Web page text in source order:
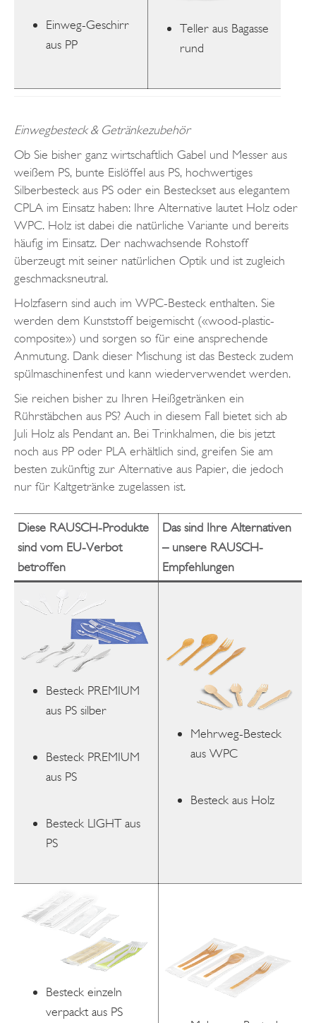
Einweg-Geschirr
aus PP
Teller aus Bagasse
rund
Einwegbesteck & Getränkezubehör
Ob Sie bisher ganz wirtschaftlich Gabel und Messer aus
weißem PS, bunte Eislöffel aus PS, hochwertiges
Silberbesteck aus PS oder ein Besteckset aus elegantem
CPLA im Einsatz haben: Ihre Alternative lautet Holz oder
WPC. Holz ist dabei die natürliche Variante und bereits
häufig im Einsatz. Der nachwachsende Rohstoff
überzeugt mit seiner natürlichen Optik und ist zugleich
geschmacksneutral.
Holzfasern sind auch im WPC-Besteck enthalten. Sie
werden dem Kunststoff beigemischt («wood-plastic-
composite») und sorgen so für eine ansprechende
Anmutung. Dank dieser Mischung ist das Besteck zudem
spülmaschinenfest und kann wiederverwendet werden.
Sie reichen bisher zu Ihren Heißgetränken ein
Rührstäbchen aus PS? Auch in diesem Fall bietet sich ab
Juli Holz als Pendant an. Bei Trinkhalmen, die bis jetzt
noch aus PP oder PLA erhältlich sind, greifen Sie am
besten zukünftig zur Alternative aus Papier, die jedoch
nur für Kaltgetränke zugelassen ist.
Diese RAUSCH-Produkte
sind vom EU-Verbot
betroffen
Das sind Ihre Alternativen
– unsere RAUSCH-
Empfehlungen
Besteck PREMIUM
aus PS silber
Besteck PREMIUM
aus PS
Besteck LIGHT aus
PS
Mehrweg-Besteck
aus WPC
Besteck aus Holz
Besteck einzeln
verpackt aus PS